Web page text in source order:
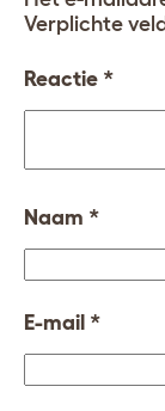
Verplichte
Reactie *
Naam *
E-mail *